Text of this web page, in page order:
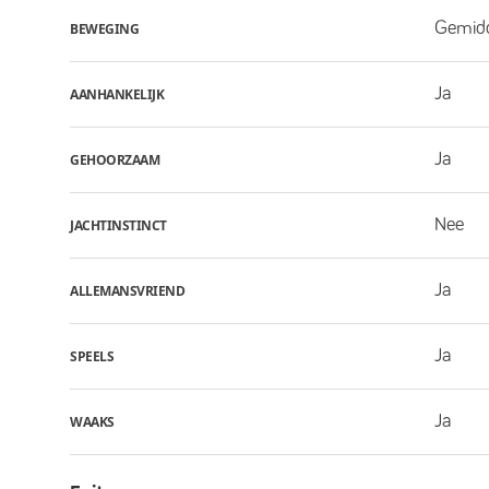
BEWEGING
AANHANKELIJK Ja
GEHOORZAAM Ja
JACHTINSTINCT Nee
ALLEMANSVRIEND Ja
SPEELS Ja
WAAKS Ja